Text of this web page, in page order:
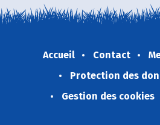
Accueil Contact
Protection des
Gestion des cookies